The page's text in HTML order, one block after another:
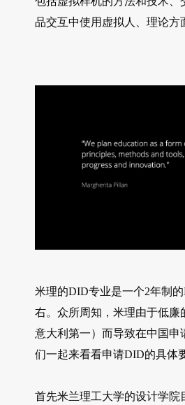
品交互中使用虚拟人、理论方
米理的DID专业是一个2年制
右。众所周知，米理由于低廉
意大利第一）而导致在中国
们一起来看看申请DID的具体
首先米兰理工大学的设计学院